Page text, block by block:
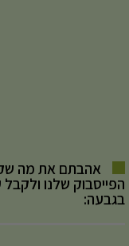
אהבתם את מה
הפייסבוק שלנו
בגבעה: